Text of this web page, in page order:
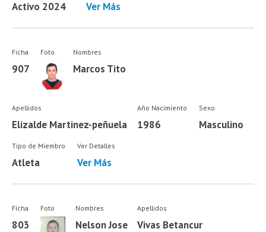
Activo 2024 Ver Más
Ficha
907
Foto Nombres
Marcos Tito
Apellidos
Elizalde Martinez-peñuela
Año Nacimiento
1986
Sexo
Masculino
Tipo de Miembro
Atleta
Ver Detalles
Ver Más
Ficha
803
Foto Nombres
Nelson Jose
Apellidos
Vivas Betancur